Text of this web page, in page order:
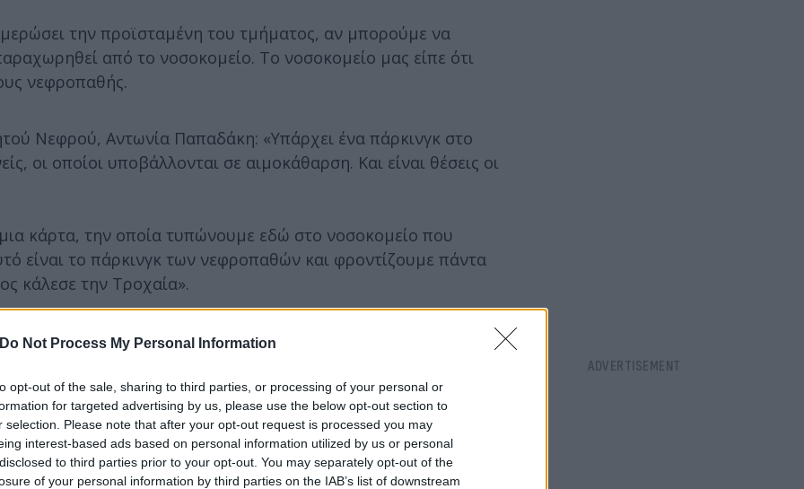
Do Not Process My Personal Information
opt-out of the sale, sharing to third parties, or processing of your personal or
for targeted advertising by us, please use the below opt-out section to
selection. Please note that after your opt-out request is processed you may
interest-based ads based on personal information utilized by us or personal
to third parties prior to your opt-out. You may separately opt-out of the
of your personal information by third parties on the IAB’s list of downstream
την προϊσταμένη του τμήματος, αν μπορούμε να
από το νοσοκομείο. Το νοσοκομείο μας είπε ότι
νεφροπαθής.
Νεφρού, Αντωνία Παπαδάκη: «Υπάρχει ένα πάρκινγκ στο
οι οποίοι υποβάλλονται σε αιμοκάθαρση. Και είναι θέσεις οι
κάρτα, την οποία τυπώνουμε εδώ στο νοσοκομείο που
είναι το πάρκινγκ των νεφροπαθών και φροντίζουμε πάντα
κάλεσε την Τροχαία».